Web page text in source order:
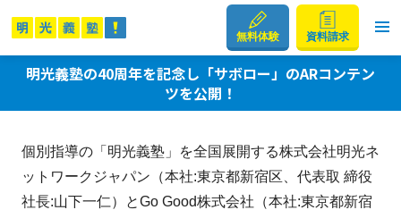
無料体験 資料請求
明光義塾の40周年を記念し「サボロー」のARコンテン
ツを公開！
個別指導の「明光義塾」を全国展開する株式会社明光ネ
ットワークジャパン（本社:東京都新宿区、代表取 締役
社⾧:山下一仁）とGo Good株式会社（本社:東京都新宿